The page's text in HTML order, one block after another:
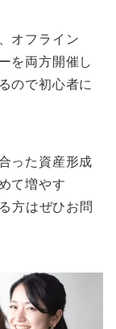
オフライン
を両方開催し
ので初心者に
った資産形成
て増やす
方はぜひお問